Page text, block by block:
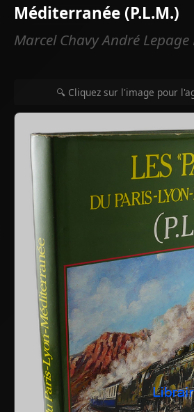
Méditerranée (P.L.M.)
Marcel Chavy André
🔍 Cliquez sur l'image pour